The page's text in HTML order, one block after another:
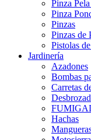
Pinza
Pinza
Pinzas
Pinzas de
Pistolas
Jardinería
Azadones
Bombas
Carretas
Hachas